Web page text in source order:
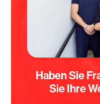
Haben Sie
Sie Ihre